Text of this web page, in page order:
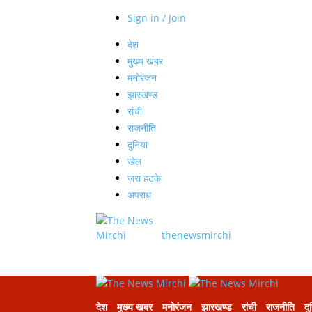
Sign in / Join
देश
मुख्य खबर
मनोरंजन
झारखण्ड
रांची
राजनीति
दुनिया
खेल
ज़रा हटके
अपराध
thenewsmirchi
देश मुख्य खबर मनोरंजन झारखण्ड रांची राजनीति